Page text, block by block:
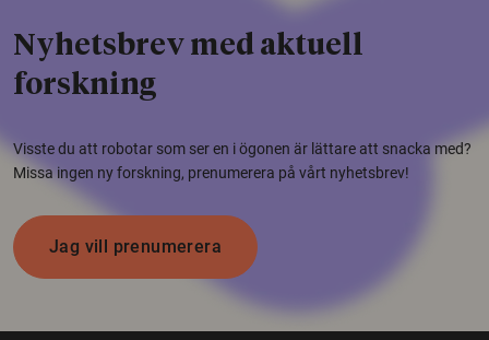
Nyhetsbrev med aktuell
forskning
Visste du att robotar som ser en i ögonen är lättare att snacka med?
Missa ingen ny forskning, prenumerera på vårt nyhetsbrev!
Jag vill prenumerera